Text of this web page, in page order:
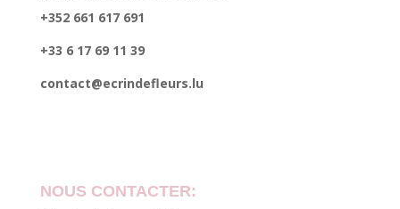
+352 661 617 691
+33 6 17 69 11 39
contact@ecrindefleurs.lu
NOUS CONTACTER: